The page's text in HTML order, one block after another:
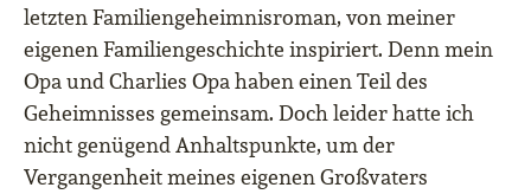
letzten Familiengeheimnisroman, von meiner
eigenen Familiengeschichte inspiriert. Denn mein
Opa und Charlies Opa haben einen Teil des
Geheimnisses gemeinsam. Doch leider hatte ich
nicht genügend Anhaltspunkte, um der
Vergangenheit meines eigenen Großvaters